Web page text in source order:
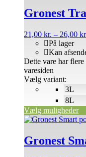
Gronest
21,00 kr. – 26,00
På lager
Kan
Vælg variant:
Vælg muligheder
Dette vare har
varesiden
3L
8L
Gronest